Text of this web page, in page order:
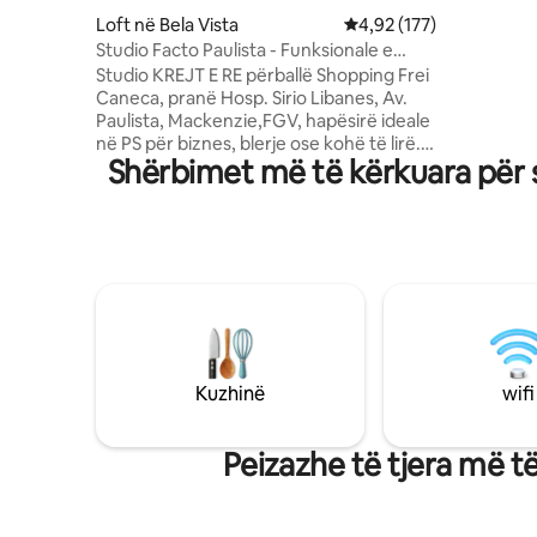
Loft në Bela Vista Vlerësimi mesatar 4,92
4,92 (177)
Studio Facto Paulista - Funksionale e
sofistikuar
Studio KREJT E RE përballë Shopping Frei
Caneca, pranë Hosp. Sirio Libanes, Av.
Paulista, Mackenzie,FGV, hapësirë ideale
në PS për biznes, blerje ose kohë të lirë.
Pishinë me ngrohje Int./ Ext. dhe
Solarium Lavanderi në palestrën e kafesë
qelqi CurtainsBlackout (Aut.) Tavolina e
përparme elektronike e kyçjes 24/7
Shërbimet më të kërkuara
Kuzhinë wifi
Peizazhe të tjera më